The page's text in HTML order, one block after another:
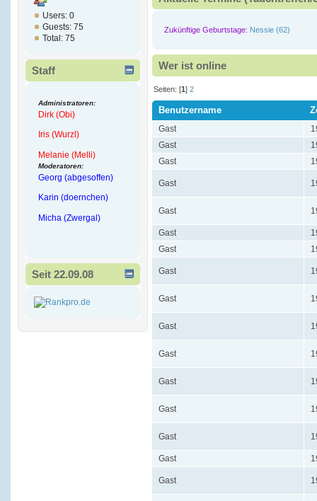
Users: 0
Guests: 75
Total: 75
Staff
Administratoren:
Dirk (Obi)
Iris (Wurzl)
Melanie (Melli)
Moderatoren:
Georg (abgesoffen)
Karin (doernchen)
Micha (Zwergal)
Seit 22.09.08
Zukünftige Geburtstage: Nessie (62)
Wer ist online
Seiten: [1]2
Benutzername
Gast
Gast
Gast
Gast
Gast
Gast
Gast
Gast
Gast
Gast
Gast
Gast
Gast
Gast
Gast
Gast